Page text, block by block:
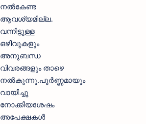
നൽകേണ്ട
ആവശ്യമില്ല.
വന്നിട്ടുള്ള
ഒഴിവുകളും
അനുബന്ധ
വിവരങ്ങളും താഴെ
നൽകുന്നു.പൂർണ്ണമായും
വായിച്ചു
നോക്കിയശേഷം
അപേക്ഷകൾ